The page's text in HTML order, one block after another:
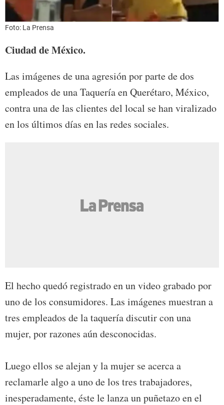
Foto: La Prensa
Ciudad de México.
Las imágenes de una agresión por parte de dos
empleados de una Taquería en Querétaro, México,
contra una de las clientes del local se han viralizado
en los últimos días en las redes sociales.
El hecho quedó registrado en un video grabado por
uno de los consumidores. Las imágenes muestran a
tres empleados de la taquería discutir con una
mujer, por razones aún desconocidas.
Luego ellos se alejan y la mujer se acerca a
reclamarle algo a uno de los tres trabajadores,
inesperadamente, éste le lanza un puñetazo en el